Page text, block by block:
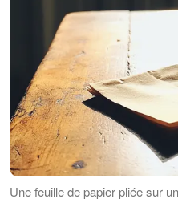
Une feuille de papier pliée sur